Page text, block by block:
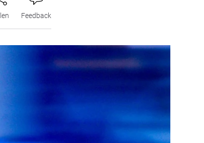
Feedback